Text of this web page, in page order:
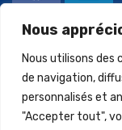
Nous
Nous utilisons des
de navigation,
personnalisés et
"Accepter tout",
© 2023 Avocats-